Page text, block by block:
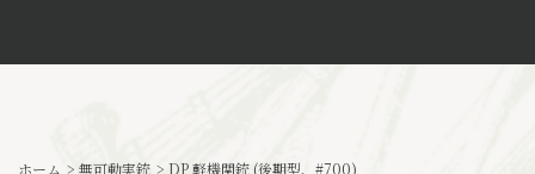
ホーム > 無可動実銃 > DP 軽機関銃 (後期型、#700)